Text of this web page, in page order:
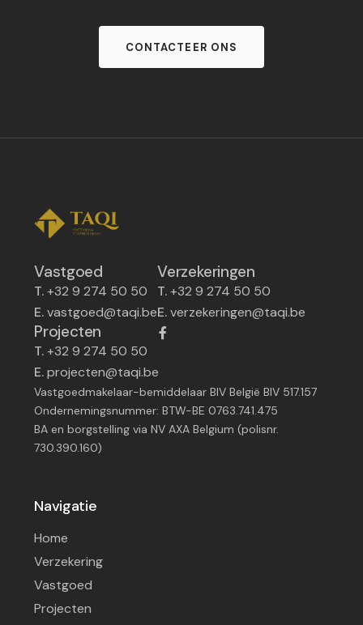
CONTACTEER ONS
Vastgoed
T. +32 9 274 50 50
E. vastgoed@taqi.be
Verzekeringen
T. +32 9 274 50 50
E. verzekeringen@taqi.be
Projecten
T. +32 9 274 50 50
E. projecten@taqi.be
Vastgoedmakelaar-bemiddelaar BIV België BIV 517.157
Ondernemingsnummer: BTW-BE 0763.741.475
BA en borgstelling via NV AXA Belgium (polisnr.
730.390.160)
Navigatie
Home
Verzekering
Vastgoed
Projecten